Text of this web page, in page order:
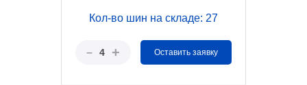
Кол-во шин на складе: 27
– 4 + Оставить заявку